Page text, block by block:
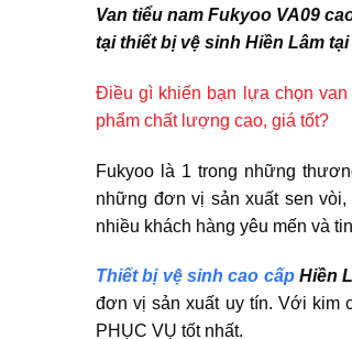
Van tiểu nam Fukyoo VA09
tại thiết bị vệ sinh Hiền Lâm
Điều gì khiến bạn lựa chọn van
phẩm chất lượng cao, giá tốt?
Fukyoo là 1 trong những
những đơn vị sản xuất sen
nhiều khách hàng yêu mến và
Thiết bị vệ sinh cao cấpHiền
đơn vị sản xuất uy tín. Với kim
PHỤC VỤ tốt nhất.